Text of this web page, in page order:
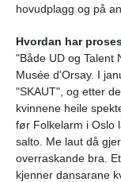
hovudplagg og på
Hvordan har
"Både UD og Talent
Musée d'Orsay. I
"SKAUT", og etter
kvinnene heile
før Folkelarm i Oslo
salto. Me laut då
overraskande bra.
kjenner dansarane